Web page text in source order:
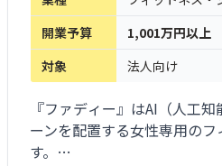
開業予算
1,001万円以上
対象
法人向け
『ファディー』はAI（人工
ーンを配置する女性専用の
す。